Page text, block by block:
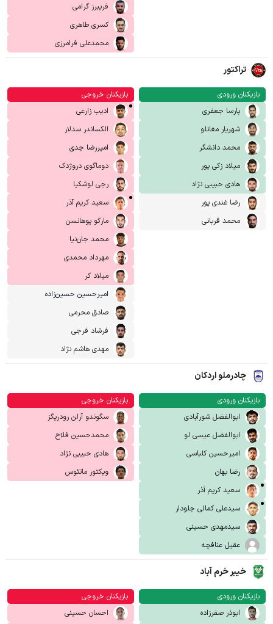
فریبرز گرامی
کسری طاهری
محمدعلی فرامرزی
تراکتور
بازیکنان ورودی
پارسا جعفری
شهریار مغانلو
محمد دانشگر
میلاد زکی پور
هادی حبیبی نژاد
رضا غندی پور
محمد قربانی
بازیکنان خروجی
ادیب زارعی
الکساندر سدلار
امیررضا جدی
دوماگوی دروژدک
رجی لوشکیا
سعید کریم آذر
مارکو یوهانسن
محمد جان‌نیا
مهرداد محمدی
میلاد کر
امیرحسین حسین‌زاده
صادق محرمی
فرشاد فرجی
مهدی هاشم نژاد
چادرملو اردکان
بازیکنان ورودی
ابوالفضل شورآبادی
ابوالفضل عیسی لو
امیرحسین کلباسی
رضا بهان
سعید کریم آذر
سیدعلی کمالی جلودار
سیدمهدی حسینی
عقیل عنافچه
بازیکنان خروجی
سگوندو آرلن رودریگز
محمدحسین فلاح
هادی حبیبی نژاد
ویکتور ماتئوس
خیبر خرم آباد
بازیکنان ورودی
ابوذر صفرزاده
بازیکنان خروجی
احسان حسینی